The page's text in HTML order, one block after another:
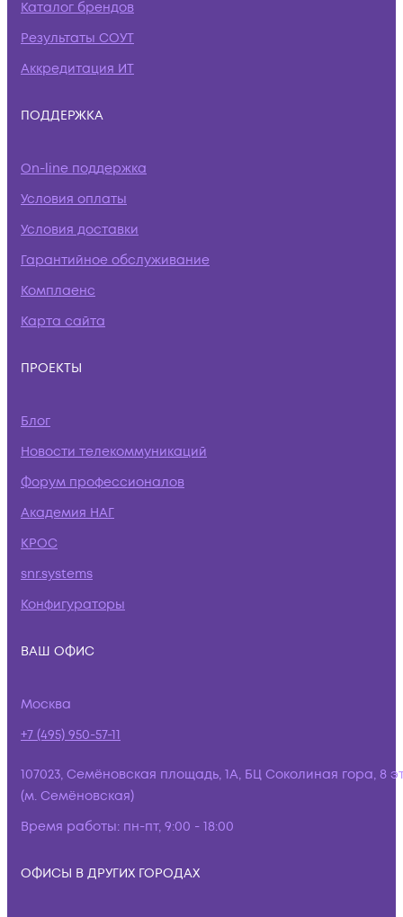
Каталог брендов
Результаты СОУТ
Аккредитация ИТ
ПОДДЕРЖКА
On-line поддержка
Условия оплаты
Условия доставки
Гарантийное обслуживание
Комплаенс
Карта сайта
ПРОЕКТЫ
Блог
Новости телекоммуникаций
Форум профессионалов
Академия НАГ
КРОС
snr.systems
Конфигураторы
ВАШ ОФИС
Москва
+7 (495) 950-57-11
107023, Семёновская площадь, 1А, БЦ Соколиная гора, 8
(м. Семёновская)
Время работы: пн-пт, 9:00 - 18:00
ОФИСЫ В ДРУГИХ ГОРОДАХ